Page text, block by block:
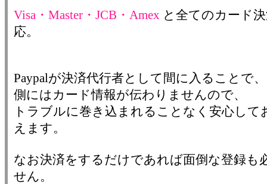
Visa・Master・JCB・Amex と全てのカード
応。
Paypalが決済代行者として間に入ることで
側にはカード情報が伝わりませんので、
トラブルに巻き込まれることなく安心して
えます。
なお決済をするだけであれば面倒な登録も
せん。